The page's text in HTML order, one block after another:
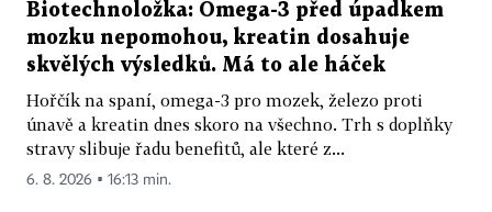
Biotechnoložka: Omega-3 před úpadkem
mozku nepomohou, kreatin dosahuje
skvělých výsledků. Má to ale háček
Hořčík na spaní, omega-3 pro mozek, železo proti
únavě a kreatin dnes skoro na všechno. Trh s doplňky
stravy slibuje řadu benefitů, ale které z...
6. 8. 2026 ▪ 16:13 min.